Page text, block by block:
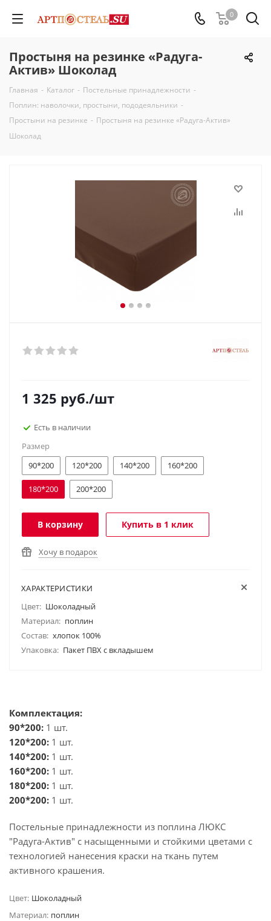
0
Простыня на резинке «Радуга-
Актив» Шоколад
Главная - Каталог - Постельные принадлежности -
Поплин: наволочки, простыни, пододеяльники -
Простыни на резинке - Простыня на резинке «Радуга-Актив»
Шоколад
1 325 руб./шт
Есть в наличии
Размер
90*200
120*200 140*200 160*200
180*200 200*200
В корзину Купить в 1 клик
Хочу в подарок
ХАРАКТЕРИСТИКИ
Цвет: Шоколадный
Материал: поплин
Состав: хлопок 100%
Упаковка: Пакет ПВХ с вкладышем
Комплектация:
90*200: 1 шт.
120*200: 1 шт.
140*200: 1 шт.
160*200: 1 шт.
180*200: 1 шт.
200*200: 1 шт.
Постельные принадлежности из поплина ЛЮКС
"Радуга-Актив" с насыщенными и стойкими цветами с
технологией нанесения краски на ткань путем
активного крашения.
Цвет: Шоколадный
Материал: поплин